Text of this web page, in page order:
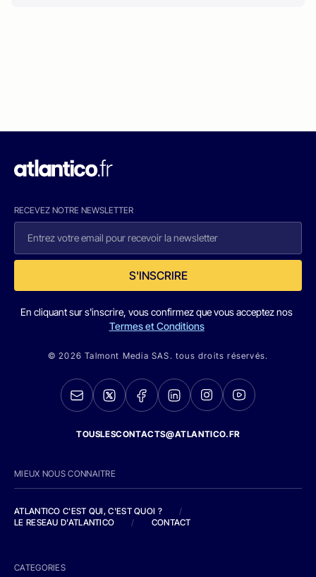
RECEVEZ NOTRE NEWSLETTER
S'INSCRIRE
En cliquant sur s'inscrire, vous confirmez que vous acceptez nos
Termes et Conditions
© 2026 Talmont Media SAS. tous droits réservés.
TOUSLESCONTACTS@ATLANTICO.FR
MIEUX NOUS CONNAITRE
ATLANTICO C'EST QUI, C'EST QUOI ?
/
LE RESEAU D'ATLANTICO
/ CONTACT
CATEGORIES